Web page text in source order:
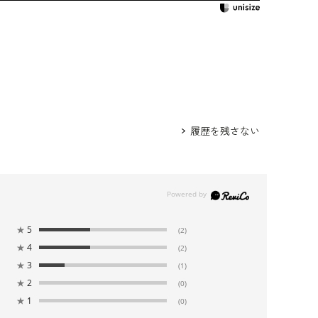
履歴を残さない
★ 5 (2)
★ 4 (2)
★ 3 (1)
★ 2 (0)
★ 1 (0)